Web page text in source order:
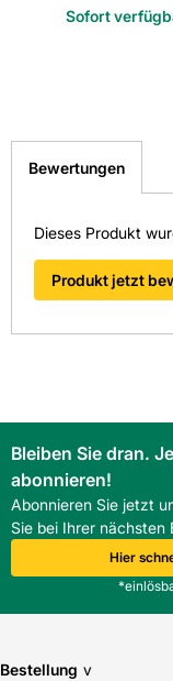
Sofort
Bewertungen
Dieses Produkt
Produkt jetzt
Bleiben Sie dran.
abonnieren!
Abonnieren Sie jetzt
Sie bei Ihrer nächsten
Hier
Bestellung v